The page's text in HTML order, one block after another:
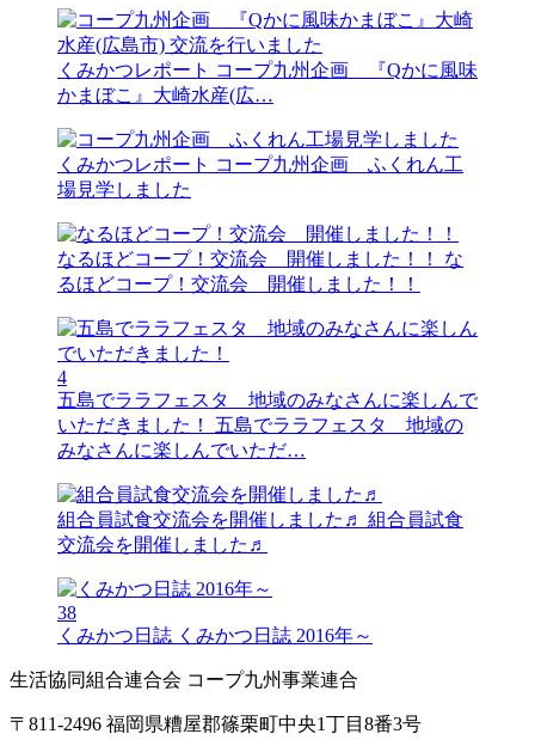
くみかつレポート コープ九州企画 『Qかに風味
かまぼこ』大崎水産(広…
くみかつレポート コープ九州企画 ふくれん工
場見学しました
なるほどコープ！交流会 開催しました！！
な
るほどコープ！交流会 開催しました！！
4
五島でララフェスタ 地域のみなさんに楽しんで
いただきました！
五島でララフェスタ 地域の
みなさんに楽しんでいただ…
組合員試食交流会を開催しました♬ 組合員試食
交流会を開催しました♬
38
くみかつ日誌 くみかつ日誌 2016年～
生活協同組合連合会 コープ九州事業連合
〒811-2496 福岡県糟屋郡篠栗町中央1丁目8番3号